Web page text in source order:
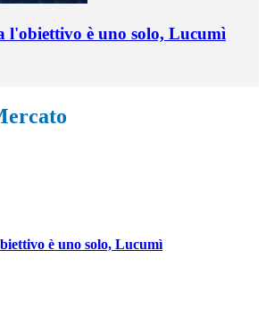
l'obiettivo è uno solo, Lucumì
è uno solo, Lucumì